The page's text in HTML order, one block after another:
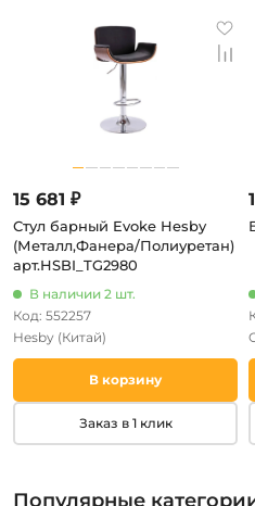
15 681 ₽
Стул барный Evoke Hesby
(Металл,Фанера/Полиуретан)
арт.HSBI_TG2980
В наличии 2 шт.
Код: 552257
Hesby (Китай)
В корзину
Заказ в 1 клик
Популярные